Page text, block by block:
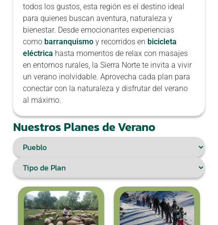
todos los gustos, esta región es el destino ideal
para quienes buscan aventura, naturaleza y
bienestar. Desde emocionantes experiencias
como barranquismoy recorridos en bicicleta
eléctrica hasta momentos de relax con masajes
en entornos rurales, la Sierra Norte te invita a vivir
un verano inolvidable. Aprovecha cada plan para
conectar con la naturaleza y disfrutar del verano
al máximo.
Nuestros Planes de Verano